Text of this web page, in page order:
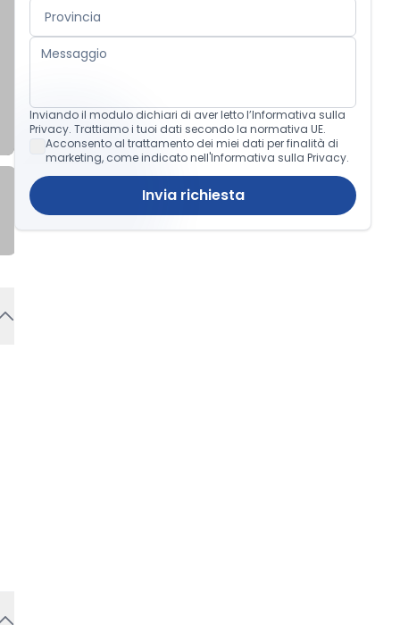
Inviando il modulo dichiari di aver letto l’Informativa sulla
Privacy. Trattiamo i tuoi dati secondo la normativa UE.
Acconsento al trattamento dei miei dati per finalità di
marketing, come indicato nell'Informativa sulla Privacy.
Invia richiesta